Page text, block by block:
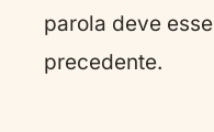
parola deve
precedente.